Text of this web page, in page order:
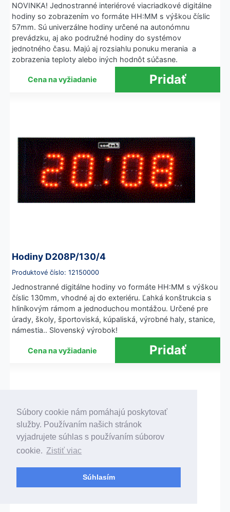
Súbory cookie nám pomáhajú poskytovať
služby. Používaním našich stránok
vyjadrujete súhlas s používaním súborov
cookie. Zistiť viac
Súhlasím
NOVINKA! Jednostranné interiérové viacriadkové digitálne
hodiny so zobrazením vo formáte HH:MM s výškou číslic
57mm. Sú univerzálne hodiny určené na autonómnu
prevádzku, aj ako podružné hodiny do systémov
jednotného času. Majú aj rozsiahlu ponuku merania a
zobrazenia teploty alebo iných hodnôt súčasne.
Cena na vyžiadanie
Hodiny D208P/130/4
Produktové číslo: 12150000
Jednostranné digitálne hodiny vo formáte HH:MM s výškou
číslic 130mm, vhodné aj do exteriéru. Ľahká konštrukcia s
hliníkovým rámom a jednoduchou montážou. Určené pre
úrady, školy, športoviská, kúpaliská, výrobné haly, stanice,
námestia.. Slovenský výrobok!
Cena na vyžiadanie